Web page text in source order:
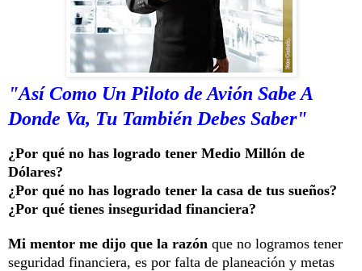
"Así Como Un Piloto de Avión Sabe A
Donde Va, Tu También Debes Saber"
¿Por qué no has logrado tener Medio Millón de
Dólares?
¿Por qué no has logrado tener la casa de tus sueños?
¿Por qué tienes inseguridad financiera?
Mi mentor me dijo que la razón que no logramos tener
seguridad financiera, es por falta de planeación y metas